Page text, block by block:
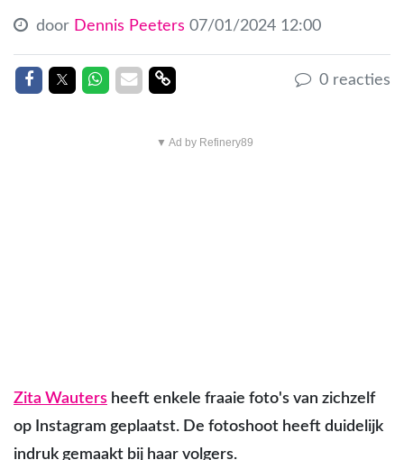
door Dennis Peeters 07/01/2024 12:00
Delen op Facebook
Delen op Twitter
Delen op Whatsapp
Delen via Mail
Delen link 0 reacties
▼ Ad by Refinery89
Zita Wauters heeft enkele fraaie foto's van zichzelf
op Instagram geplaatst. De fotoshoot heeft duidelijk
indruk gemaakt bij haar volgers.